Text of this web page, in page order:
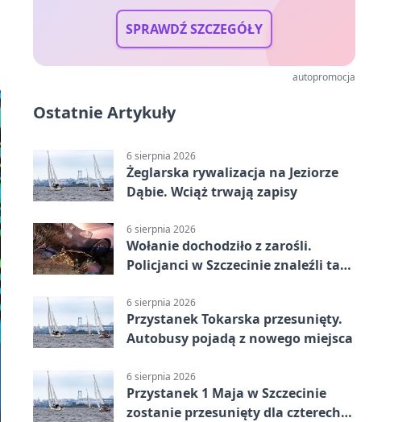
SPRAWDŹ SZCZEGÓŁY
autopromocja
Ostatnie Artykuły
6 sierpnia 2026
Żeglarska rywalizacja na Jeziorze
Dąbie. Wciąż trwają zapisy
6 sierpnia 2026
Wołanie dochodziło z zarośli.
Policjanci w Szczecinie znaleźli tam
6 sierpnia 2026
Przystanek Tokarska przesunięty.
Autobusy pojadą z nowego miejsca
6 sierpnia 2026
Przystanek 1 Maja w Szczecinie
zostanie przesunięty dla czterech